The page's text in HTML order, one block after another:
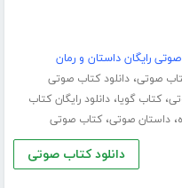
رایگان داستان و رمان
صوتی،دانلود کتاب صوتی
،کتاب گویا،دانلود رایگان کتاب
،داستان صوتی،کتاب صوتی
دانلود کتاب صوتی